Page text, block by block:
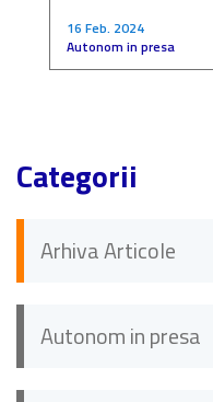
16 Feb. 2024
Autonom in presa
Categorii
Arhiva Articole
Autonom in presa